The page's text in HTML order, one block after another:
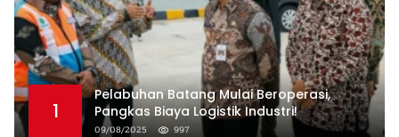
1
Pelabuhan Batang Mulai Beroperasi,
Pangkas Biaya Logistik Industri!
09/08/2025 997